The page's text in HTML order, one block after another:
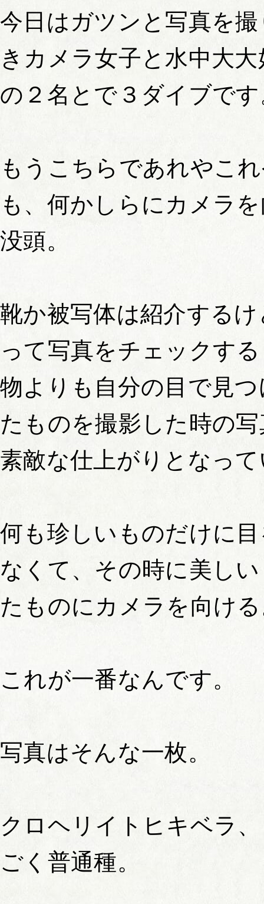
今日はガツンと写真を
きカメラ女子と水中大
の２名とで３ダイブで
もうこちらであれやこ
も、何かしらにカメラ
没頭。
靴か被写体は紹介する
って写真をチェックす
物よりも自分の目で見
たものを撮影した時の
素敵な仕上がりとなっ
何も珍しいものだけに
なくて、その時に美し
たものにカメラを向け
これが一番なんです。
写真はそんな一枚。
クロヘリイトヒキベラ
ごく普通種。